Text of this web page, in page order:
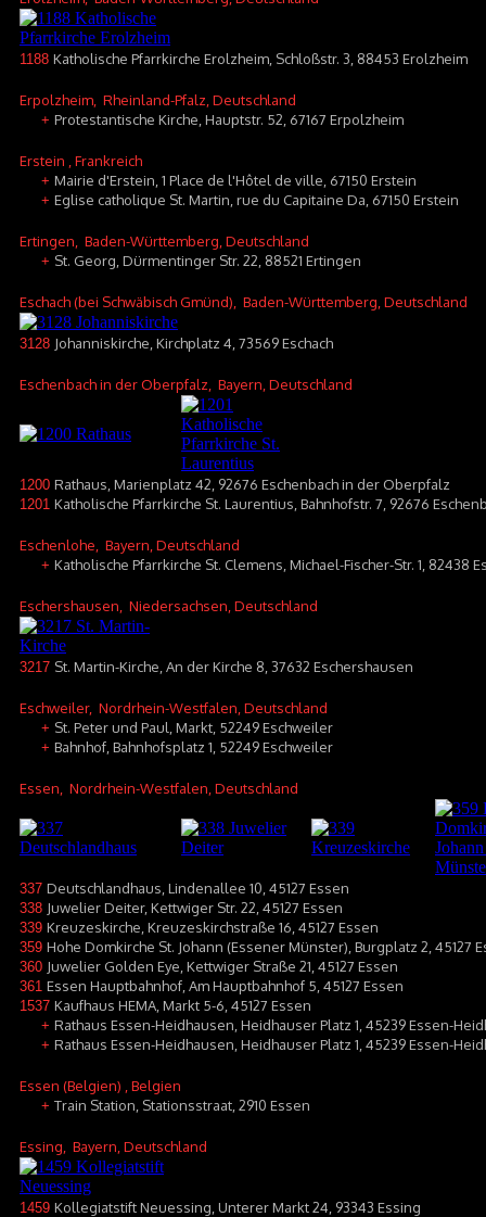
1188 Katholische Pfarrkirche Erolzheim, Schloßstr. 3, 88453 Erolzheim
Erpolzheim , Rheinland-Pfalz, Deutschland
+ Protestantische Kirche, Hauptstr. 52, 67167 Erpolzheim
Erstein , Frankreich
+ Mairie d'Erstein, 1 Place de l'Hôtel de ville, 67150 Erstein
+ Eglise catholique St. Martin, rue du Capitaine Da, 67150 Erstein
Ertingen , Baden-Württemberg, Deutschland
+ St. Georg, Dürmentinger Str. 22, 88521 Ertingen
Eschach (bei Schwäbisch Gmünd) , Baden-Württemberg, Deutschland
3128 Johanniskirche, Kirchplatz 4, 73569 Eschach
Eschenbach in der Oberpfalz , Bayern, Deutschland
1200 Rathaus, Marienplatz 42, 92676 Eschenbach in der Oberpfalz
1201 Katholische Pfarrkirche St. Laurentius, Bahnhofstr. 7, 92676
Eschenlohe , Bayern, Deutschland
+ Katholische Pfarrkirche St. Clemens, Michael-Fischer-Str. 1, 82438
Eschershausen , Niedersachsen, Deutschland
3217 St. Martin-Kirche, An der Kirche 8, 37632 Eschershausen
Eschweiler, Nordrhein-Westfalen, Deutschland
+ St. Peter und Paul, Markt, 52249 Eschweiler
+ Bahnhof, Bahnhofsplatz 1, 52249 Eschweiler
Essen , Nordrhein-Westfalen, Deutschland
337 Deutschlandhaus, Lindenallee 10, 45127 Essen
338 Juwelier Deiter, Kettwiger Str. 22, 45127 Essen
339 Kreuzeskirche, Kreuzeskirchstraße 16, 45127 Essen
359 Hohe Domkirche St. Johann (Essener Münster), Burgplatz 2, 45127
360 Juwelier Golden Eye, Kettwiger Straße 21, 45127 Essen
361 Essen Hauptbahnhof, Am Hauptbahnhof 5, 45127 Essen
1537 Kaufhaus HEMA, Markt 5-6, 45127 Essen
+ Rathaus Essen-Heidhausen, Heidhauser Platz 1, 45239 Essen-
+ Rathaus Essen-Heidhausen, Heidhauser Platz 1, 45239 Essen-
Essen (Belgien) , Belgien
+ Train Station, Stationsstraat, 2910 Essen
Essing , Bayern, Deutschland
1459 Kollegiatstift Neuessing, Unterer Markt 24, 93343 Essing